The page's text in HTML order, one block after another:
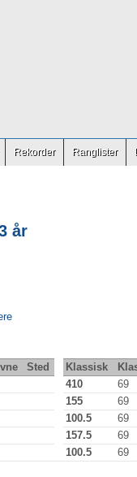
Rekorder Ranglister
år
Sted Klassisk
410
69
155
69
100.5
69
157.5
69
100.5 69